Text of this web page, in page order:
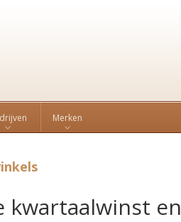
Merken
kwartaalwinst en